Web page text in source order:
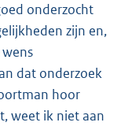
onderzocht
zijn en,
dat onderzoek
hoor
weet ik niet aan